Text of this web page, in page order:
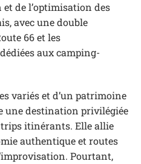
de l’optimisation des
avec une double
66 et les
aux camping-
variés et d’un patrimoine
une destination privilégiée
itinérants. Elle allie
authentique et routes
Pourtant,